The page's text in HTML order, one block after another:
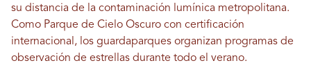
su distancia de la contaminación lumínica metropolitana.
Como Parque de Cielo Oscuro con certificación
internacional, los guardaparques organizan programas de
observación de estrellas durante todo el verano.